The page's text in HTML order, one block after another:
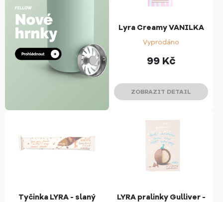
Lyra Creamy VANILKA
Vyprodáno
99 Kč
ZOBRAZIT DETAIL
Tyčinka LYRA - slaný
LYRA pralinky Gulliver -